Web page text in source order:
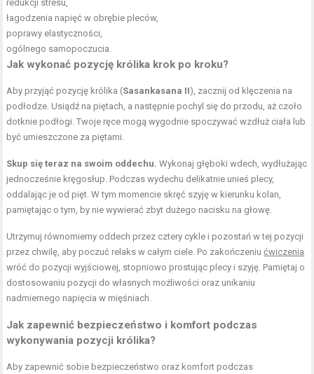
redukcji stresu,
łagodzenia napięć w obrębie pleców,
poprawy elastyczności,
ogólnego samopoczucia.
Jak wykonać pozycję królika krok po kroku?
Aby przyjąć pozycję królika (Sasankasana II), zacznij od klęczenia na
podłodze. Usiądź na piętach, a następnie pochyl się do przodu, aż czoło
dotknie podłogi. Twoje ręce mogą wygodnie spoczywać wzdłuż ciała lub
być umieszczone za piętami.
Skup się teraz na swoim oddechu. Wykonaj głęboki wdech, wydłużając
jednocześnie kręgosłup. Podczas wydechu delikatnie unieś plecy,
oddalając je od pięt. W tym momencie skręć szyję w kierunku kolan,
pamiętając o tym, by nie wywierać zbyt dużego nacisku na głowę.
Utrzymuj równomierny oddech przez cztery cykle i pozostań w tej pozycji
przez chwilę, aby poczuć relaks w całym ciele. Po zakończeniućwiczenia
wróć do pozycji wyjściowej, stopniowo prostując plecy i szyję. Pamiętaj o
dostosowaniu pozycji do własnych możliwości oraz unikaniu
nadmiernego napięcia w mięśniach.
Jak zapewnić bezpieczeństwo i komfort podczas
wykonywania pozycji królika?
Aby zapewnić sobie bezpieczeństwo oraz komfort podczas